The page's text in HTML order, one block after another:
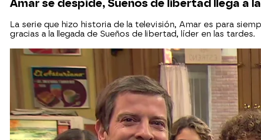
Amar se despide, Sueños de libertad llega a
La serie que hizo historia de la televisión, Amar es para
gracias a la llegada de Sueños de libertad, líder en las tardes.